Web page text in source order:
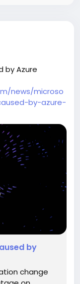
by Azure
news/microso
by-azure-
by
change